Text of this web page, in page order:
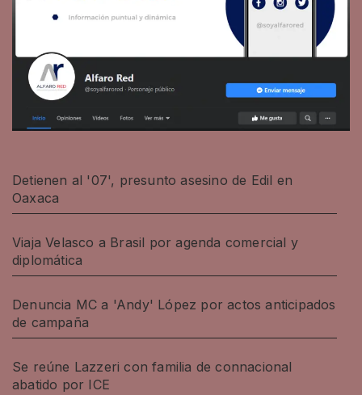
Detienen al '07', presunto asesino de Edil en
Oaxaca
Viaja Velasco a Brasil por agenda comercial y
diplomática
Denuncia MC a 'Andy' López por actos anticipados
de campaña
Se reúne Lazzeri con familia de connacional
abatido por ICE